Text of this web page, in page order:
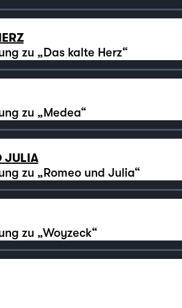
:
:
zu „Das kalte Herz“
:
:
zu „Medea“
:
:
JULIA
zu „Romeo und Julia“
:
:
zu „Woyzeck“
:
: